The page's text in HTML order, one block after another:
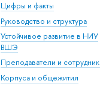
Цифры и факты
Руководство и структура
Устойчивое развитие в НИУ
ВШЭ
Преподаватели и
Корпуса и общежития